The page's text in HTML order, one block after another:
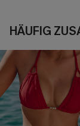
HÄUFIG